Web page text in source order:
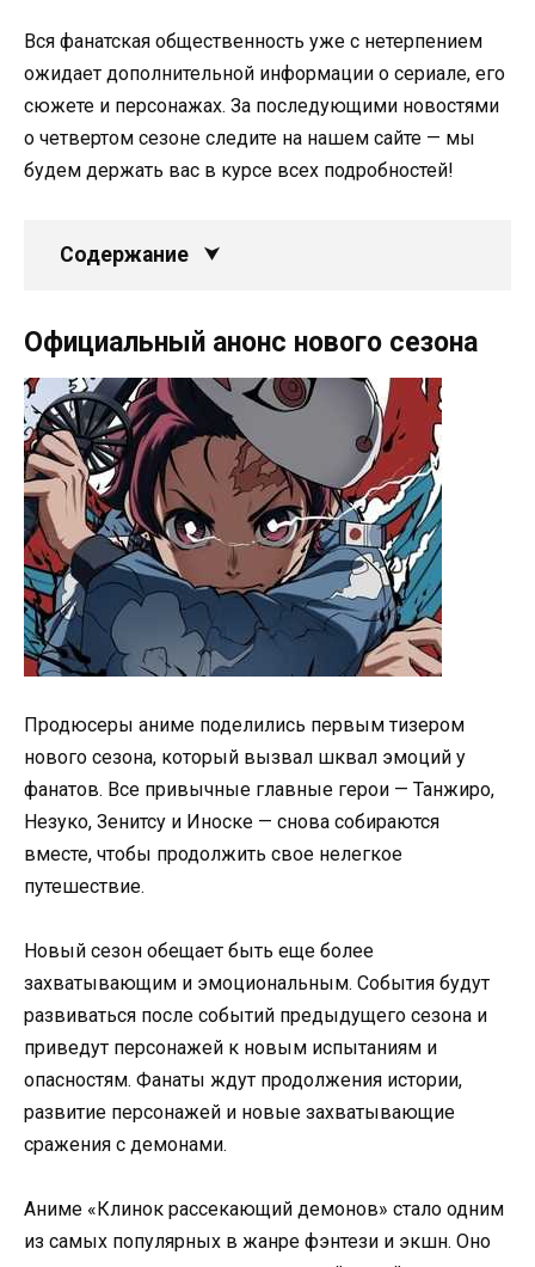
Вся фанатская общественность уже с нетерпением
ожидает дополнительной информации о сериале, его
сюжете и персонажах. За последующими новостями
о четвертом сезоне следите на нашем сайте — мы
будем держать вас в курсе всех подробностей!
Содержание
Официальный анонс нового сезона
Продюсеры аниме поделились первым тизером
нового сезона, который вызвал шквал эмоций у
фанатов. Все привычные главные герои — Танжиро,
Незуко, Зенитсу и Иноске — снова собираются
вместе, чтобы продолжить свое нелегкое
путешествие.
Новый сезон обещает быть еще более
захватывающим и эмоциональным. События будут
развиваться после событий предыдущего сезона и
приведут персонажей к новым испытаниям и
опасностям. Фанаты ждут продолжения истории,
развитие персонажей и новые захватывающие
сражения с демонами.
Аниме «Клинок рассекающий демонов» стало одним
из самых популярных в жанре фэнтези и экшн. Оно